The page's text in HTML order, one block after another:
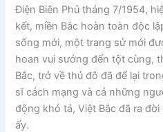
Điện Biên Phủ tháng 7/1954,
kết, miền Bắc hoàn toàn độc
sống mới, một trang sử mới
hoan vui sướng đến tột cùng,
Bắc, trở về thủ đô đã để lại
sĩ cách mạng và cả những
động khó tả, Việt Bắc đã ra
ấy.